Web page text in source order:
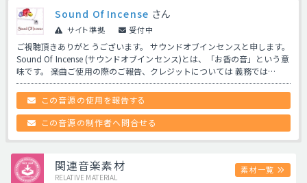
Sound Of Incense さん
サイト準拠 受付中
ご視聴頂きありがとうございます。 サウンドオブインセンスと申します。
Sound Of Incense (サウンドオブインセンス)とは、「お香の音」という意
味です。 楽曲ご使用の際のご報告、クレジットについては 義務では…
この音源の使用を報告する
この音源の制作者へ問合せる
関連音楽素材
RELATIVE MATERIAL
素材一覧